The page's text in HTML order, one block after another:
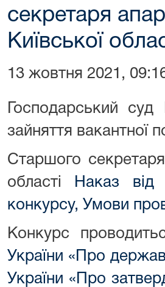
секретаря
Київської
13 жовтня 2021,
Господарський
зайняття вакантної
Старшого
області
Наказ
конкурсу, Умови
Конкурс
України «Про
України «Про